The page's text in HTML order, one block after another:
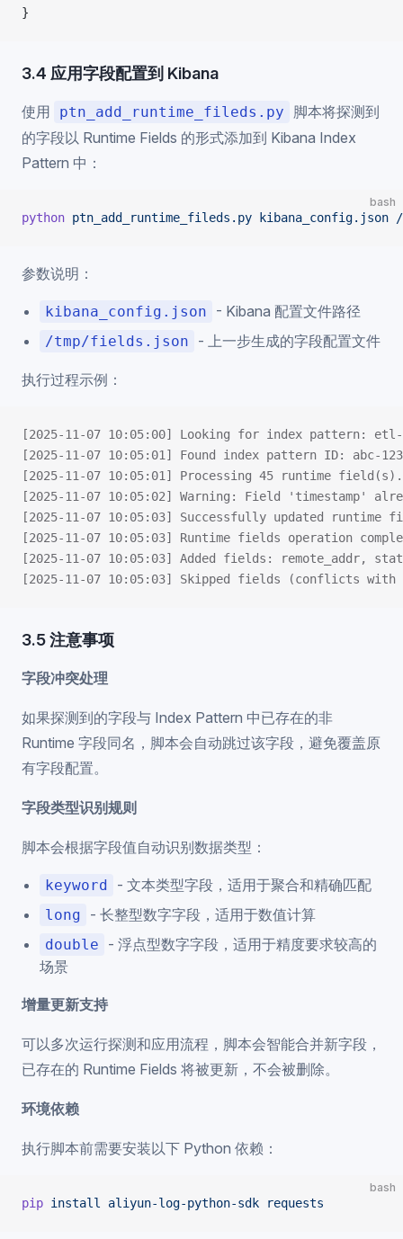
}
3.4 应用字段配置到 Kibana
使用 ptn_add_runtime_fileds.py
脚本将探测到
的字段以 Runtime Fields 的形式添加到 Kibana Index
Pattern 中：
bash
python ptn_add_runtime_fileds.py kibana_config.json /
参数说明：
kibana_config.json - Kibana 配置文件路径
/tmp/fields.json - 上一步生成的字段配置文件
执行过程示例：
[2025-11-07 10:05:00] Looking for index pattern: etl-
[2025-11-07 10:05:01] Found index pattern ID: abc-
[2025-11-07 10:05:01] Processing 45 runtime
[2025-11-07 10:05:02] Warning: Field 'timestamp'
[2025-11-07 10:05:03] Successfully updated runtime
[2025-11-07 10:05:03] Runtime fields operation
[2025-11-07 10:05:03] Added fields: remote_addr,
[2025-11-07 10:05:03] Skipped fields (conflicts
3.5 注意事项
字段冲突处理
如果探测到的字段与 Index Pattern 中已存在的非
Runtime 字段同名，脚本会自动跳过该字段，避免覆盖原
有字段配置。
字段类型识别规则
脚本会根据字段值自动识别数据类型：
keyword - 文本类型字段，适用于聚合和精确匹配
long - 长整型数字字段，适用于数值计算
double
- 浮点型数字字段，适用于精度要求较高的
场景
增量更新支持
可以多次运行探测和应用流程，脚本会智能合并新字段，
已存在的 Runtime Fields 将被更新，不会被删除。
环境依赖
执行脚本前需要安装以下 Python 依赖：
bash
pip install aliyun-log-python-sdk requests